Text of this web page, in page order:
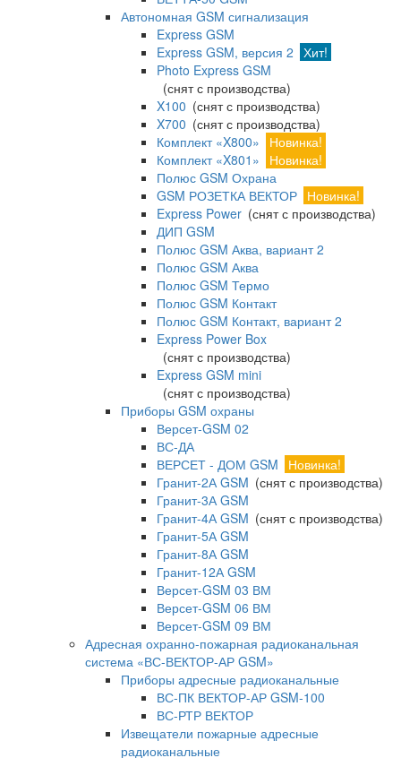
Автономная GSM сигнализация
Express GSM
Express GSM, версия 2 Хит!
Photo Express GSM
(снят с производства)
X100 (снят с производства)
X700 (снят с производства)
Комплект «X800»
Новинка!
Комплект «X801»
Новинка!
Полюс GSM Охрана
GSM РОЗЕТКА ВЕКТОР Новинка!
Express Power (снят с производства)
ДИП GSM
Полюс GSM Аква, вариант 2
Полюс GSM Аква
Полюс GSM Термо
Полюс GSM Контакт
Полюс GSM Контакт, вариант 2
Express Power Box
(снят с производства)
Express GSM mini
(снят с производства)
Приборы GSM охраны
Версет-GSM 02
ВС-ДА
ВЕРСЕТ - ДОМ GSM
Новинка!
Гранит-2А GSM (снят с производства)
Гранит-3А GSM
Гранит-4А GSM (снят с производства)
Гранит-5А GSM
Гранит-8А GSM
Гранит-12А GSM
Версет-GSM 03 ВМ
Версет-GSM 06 ВМ
Версет-GSM 09 ВМ
Адресная охранно-пожарная радиоканальная
система «ВС-ВЕКТОР-АР GSM»
Приборы адресные радиоканальные
ВС-ПК ВЕКТОР-АР GSM-100
ВС-РТР ВЕКТОР
Извещатели пожарные адресные
радиоканальные